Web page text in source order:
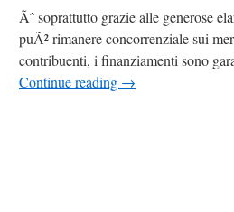
Ãˆ soprattutto grazie alle generose
puÃ² rimanere concorrenziale sui
contribuenti, i finanziamenti sono
Continue reading →